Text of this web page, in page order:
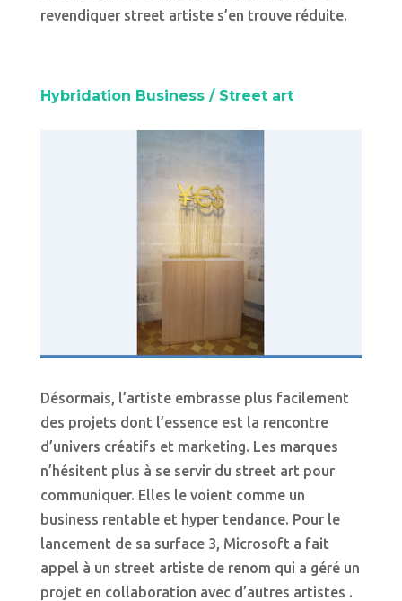
revendiquer street artiste s’en trouve réduite.
Hybridation Business / Street art
Désormais, l’artiste embrasse plus facilement
des projets dont l’essence est la rencontre
d’univers créatifs et marketing. Les marques
n’hésitent plus à se servir du street art pour
communiquer. Elles le voient comme un
business rentable et hyper tendance. Pour le
lancement de sa surface 3, Microsoft a fait
appel à un street artiste de renom qui a géré un
projet en collaboration avec d’autres artistes .